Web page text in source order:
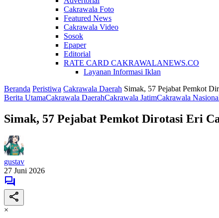
Cakrawala Foto
Featured News
Cakrawala Video
Sosok
Epaper
Editorial
RATE CARD CAKRAWALANEWS.CO
Layanan Informasi Iklan
Beranda Peristiwa Cakrawala Daerah Simak, 57 Pejabat Pemkot
Berita UtamaCakrawala DaerahCakrawala JatimCakrawala
Simak, 57 Pejabat Pemkot Dirotasi Eri
gustav
27 Juni 2026
×